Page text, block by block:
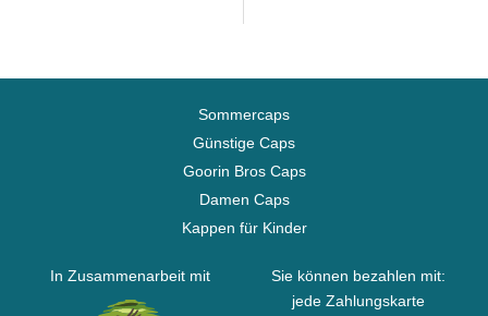
Sommercaps
Günstige Caps
Goorin Bros Caps
Damen Caps
Kappen für Kinder
In Zusammenarbeit mit
Sie können bezahlen mit:
jede Zahlungskarte